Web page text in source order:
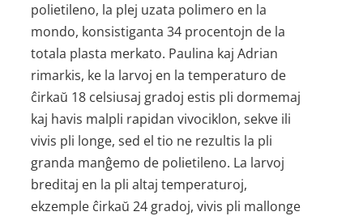
polietileno, la plej uzata polimero en la
mondo, konsistiganta 34 procentojn de la
totala plasta merkato. Paulina kaj Adrian
rimarkis, ke la larvoj en la temperaturo de
ĉirkaŭ 18 celsiusaj gradoj estis pli dormemaj
kaj havis malpli rapidan vivociklon, sekve ili
vivis pli longe, sed el tio ne rezultis la pli
granda manĝemo de polietileno. La larvoj
breditaj en la pli altaj temperaturoj,
ekzemple ĉirkaŭ 24 gradoj, vivis pli mallonge